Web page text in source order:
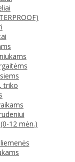
triko
12 mėn.)